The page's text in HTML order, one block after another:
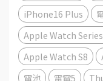
iPhone16 Plus
Apple Watch
Apple Watch S8
電池
雷電5